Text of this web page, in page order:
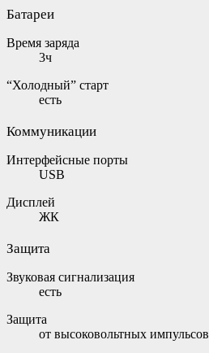
Батареи
Время заряда
3ч
“Холодный” старт
есть
Коммуникации
Интерфейсные порты
USB
Дисплей
ЖК
Защита
Звуковая сигнализация
есть
Защита
от высоковольтных импульсов